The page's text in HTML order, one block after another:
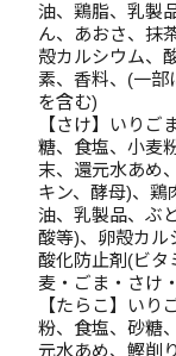
油、鶏脂、乳製
ん、あおさ、抹
殻カルシウム、
素、香料、(一部
を含む)
【さけ】いりご
糖、食塩、小麦
末、還元水あめ
キン、酵母)、鶏
油、乳製品、ぶ
酸等)、卵殻カル
酸化防止剤(ビタ
麦・ごま・さけ
【たらこ】いり
粉、食塩、砂糖
元水あめ、鰹削